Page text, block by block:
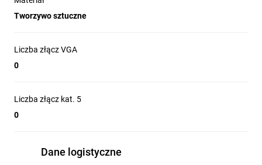
Tworzywo sztuczne
Liczba złącz VGA
0
Liczba złącz kat. 5
0
Dane logistyczne